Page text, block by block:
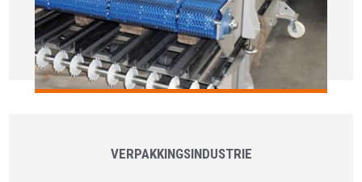
VERPAKKINGS​INDUSTRIE